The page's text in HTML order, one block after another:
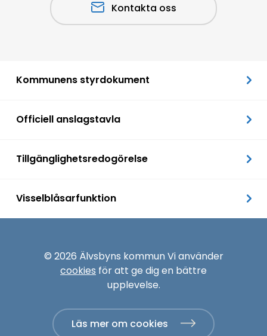
Kontakta oss
Kommunens styrdokument
Officiell anslagstavla
Tillgänglighetsredogörelse
Visselblåsarfunktion
© 2026 Älvsbyns kommun Vi använder
cookies för att ge dig en bättre
upplevelse.
Läs mer om cookies